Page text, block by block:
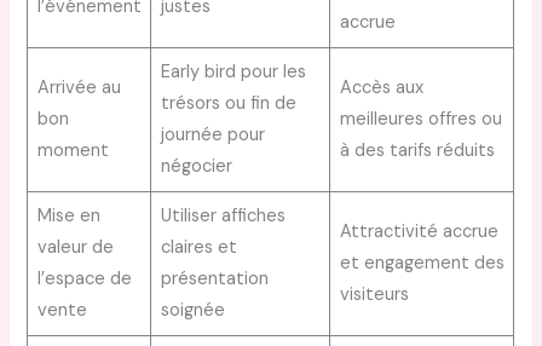
l’événement
justes
accrue
Arrivée au
bon
moment
Early bird pour les
trésors ou fin de
journée pour
négocier
Accès aux
meilleures offres ou
à des tarifs réduits
Mise en
valeur de
l’espace de
vente
Utiliser affiches
claires et
présentation
soignée
Attractivité accrue
et engagement des
visiteurs